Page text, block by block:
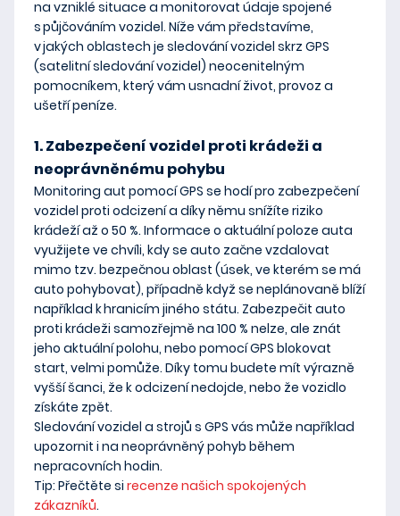
na vzniklé situace a monitorovat údaje spojené
s půjčováním vozidel. Níže vám představíme,
v jakých oblastech je sledování vozidel skrz GPS
(satelitní sledování vozidel) neocenitelným
pomocníkem, kterývám usnadní život, provoz a
ušetří peníze.
1. Zabezpečení vozidel proti krádeži a
neoprávněnému pohybu
Monitoring aut pomocí GPS se hodí pro zabezpečení
vozidel proti odcizení a díky němu snížíte riziko
krádeží až o 50 %. Informace o aktuální poloze auta
využijete ve chvíli, kdy seauto začne vzdalovat
mimo tzv. bezpečnou oblast(úsek, ve kterém se má
auto pohybovat), případně když se neplánovaněblíží
například k hranicím jiného státu. Zabezpečit auto
proti krádeži samozřejmě na 100 % nelze, ale znát
jeho aktuální polohu, nebo pomocí GPS blokovat
start, velmi pomůže. Díky tomu budete mít výrazně
vyšší šanci, že k odcizení nedojde, nebo že vozidlo
získáte zpět.
Sledování vozidel a strojů s GPS vás může například
upozornit i naneoprávněný pohyb během
nepracovních hodin.
Tip: Přečtěte sirecenze našich spokojených
zákazníků.